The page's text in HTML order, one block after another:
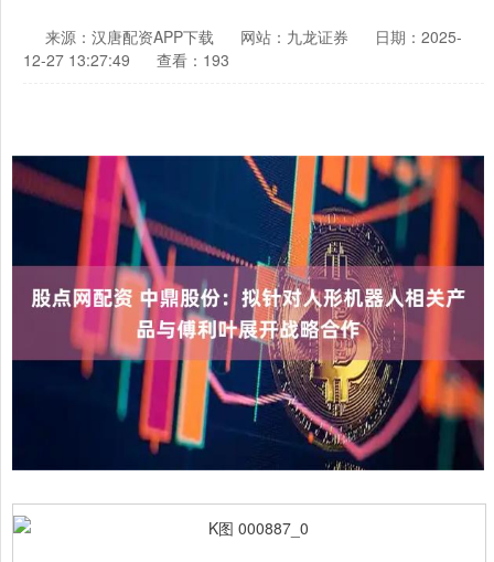
来源：汉唐配资APP下载 网站：九龙证券
日期：2025-
12-27 13:27:49
查看：193